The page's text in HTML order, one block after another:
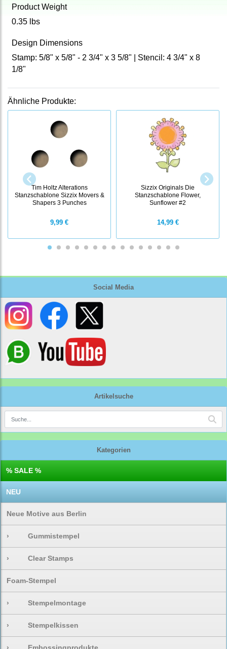
Social Media
Artikelsuche
Kategorien
% SALE %
NEU
Neue Motive aus Berlin
› Gummistempel
› Clear Stamps
Foam-Stempel
› Stempelmontage
› Stempelkissen
Product Weight
0.35 lbs
Design Dimensions
Stamp: 5/8" x 5/8" - 2 3/4" x 3 5/8" | Stencil: 4 3/4" x 8
1/8"
Ähnliche Produkte:
Tim Holtz Alterations
Stanzschablone Sizzix Movers &
Shapers 3 Punches
9,99 €
Sizzix Originals Die
Stanzschablone Flower,
Sunflower #2
14,99 €